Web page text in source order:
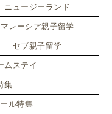
中心に広まりつつ
なデンマークで
仕事、進学の準備
イスコーレでの学び
ニュージーランド
マレーシア親子留学
セブ親子留学
ムステイ
集
ル特集